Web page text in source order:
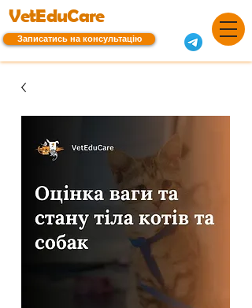
VetEduCare
Записатись на консультацію